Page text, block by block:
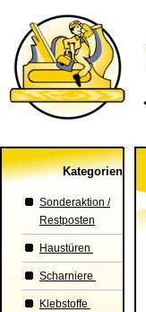
Kategorien
Sonderaktion /
Restposten
Haustüren
Scharniere
Klebstoffe